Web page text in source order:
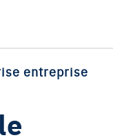
entreprise